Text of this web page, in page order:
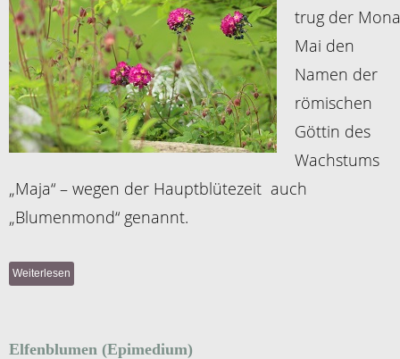
trug der
Mai den
Namen der
römischen
Göttin des
Wachstums
„Maja“ – wegen der Hauptblütezeit auch
„Blumenmond“ genannt.
Weiterlesen
Elfenblumen (Epimedium)